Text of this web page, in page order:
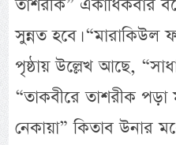
তাশরীক” একাধিকবার
সুন্নত হবে। “মারাকিউল
পৃষ্ঠায় উল্লেখ আছে,
“তাকবীরে তাশরীক পড়া
নেকায়া” কিতাব উনার